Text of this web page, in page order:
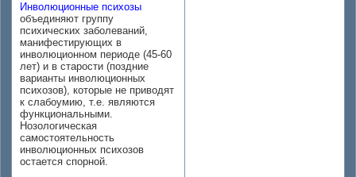
Инволюционные психозы
объединяют группу
психических заболеваний,
манифестирующих в
инволюционном периоде (45-60
лет) и в старости (поздние
варианты инволюционных
психозов), которые не приводят
к слабоумию, т.е. являются
функциональными.
Нозологическая
самостоятельность
инволюционных психозов
остается спорной.